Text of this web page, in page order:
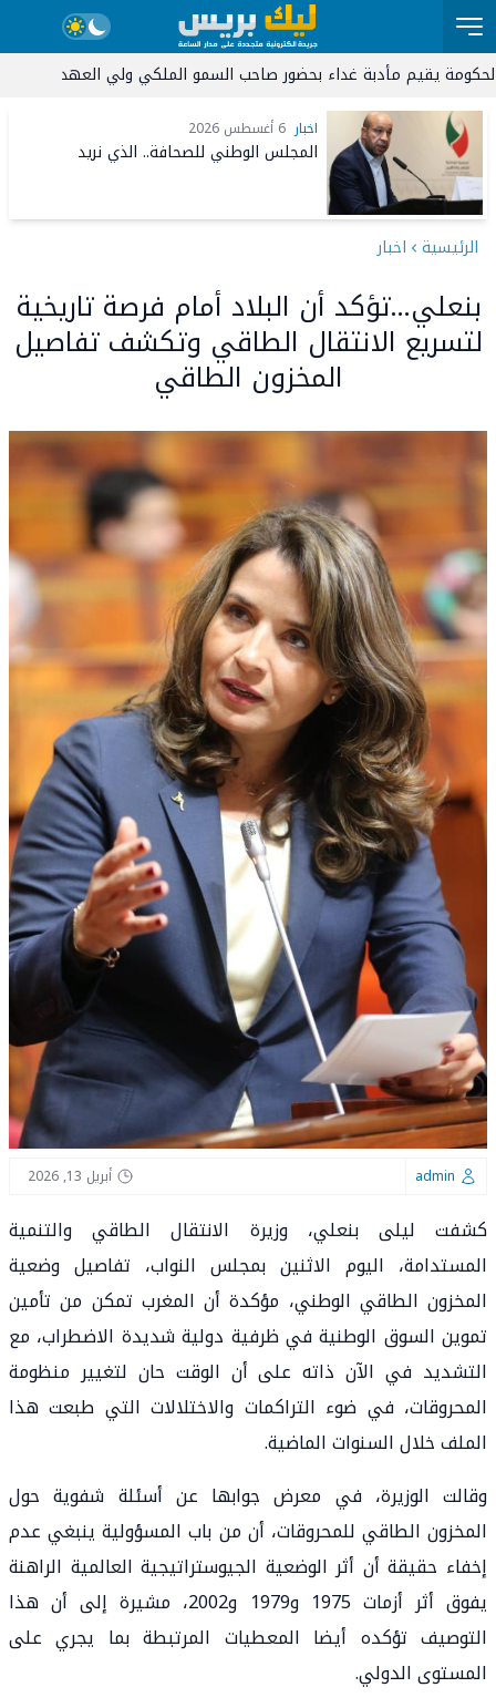
مأدبة غداء بحضور صاحب السمو الملكي ولي العهد الأمير مولاي
22:31 تعبئة ميدانية وجوية واسعة للسيطرة على حريق غابوي بمنطقة
اخبار 6 أغسطس 2026
المجلس الوطني للصحافة.. الذي نريد
الرئيسية اخبار
بنعلي…تؤكد أن البلاد أمام فرصة تاريخية
لتسريع الانتقال الطاقي وتكشف تفاصيل
المخزون الطاقي
admin أبريل 13, 2026
كشفت ليلى بنعلي، وزيرة الانتقال الطاقي والتنمية
المستدامة، اليوم الاثنين بمجلس النواب، تفاصيل وضعية
المخزون الطاقي الوطني، مؤكدة أن المغرب تمكن من تأمين
تموين السوق الوطنية في ظرفية دولية شديدة الاضطراب، مع
التشديد في الآن ذاته على أن الوقت حان لتغيير منظومة
المحروقات، في ضوء التراكمات والاختلالات التي طبعت هذا
الملف خلال السنوات الماضية.
وقالت الوزيرة، في معرض جوابها عن أسئلة شفوية حول
المخزون الطاقي للمحروقات، أن من باب المسؤولية ينبغي عدم
إخفاء حقيقة أن أثر الوضعية الجيوستراتيجية العالمية الراهنة
يفوق أثر أزمات 1975 و1979 و2002، مشيرة إلى أن هذا
التوصيف تؤكده أيضا المعطيات المرتبطة بما يجري على
المستوى الدولي.